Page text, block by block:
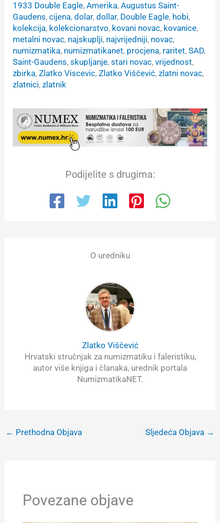
1933 Double Eagle, Amerika, Augustus Saint-
Gaudens, cijena, dolar, dollar, Double Eagle, hobi
kolekcija, kolekcionarstvo, kovani novac, kovanice
metalni novac, najskuplji, najvrijedniji, novac
numizmatika, numizmatikanet, procjena, raritet, SAD
Saint-Gaudens, skupljanje, stari novac, vrijednost
zbirka, Zlatko Viscevic, Zlatko Viščević, zlatni novac
zlatnici, zlatnik
Podijelite s drugima:
O uredniku
Zlatko Viščević
Hrvatski stručnjak za numizmatiku i faleristiku,
autor više knjiga i članaka, urednik portala
NumizmatikaNET.
← Prethodna Objava Sljedeća Objava →
Povezane objave